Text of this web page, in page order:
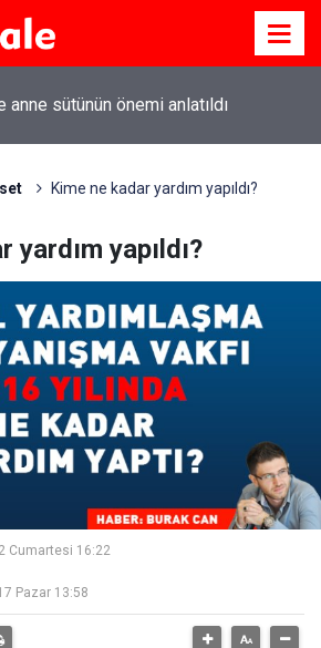
anne sütünün önemi anlatıldı
Kime ne kadar yardım yapıldı?
yardım yapıldı?
Cumartesi 16:22
Pazar 13:58